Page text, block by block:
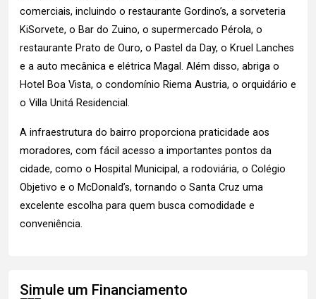
comerciais, incluindo o restaurante Gordino’s, a sorveteria
KiSorvete, o Bar do Zuino, o supermercado Pérola, o
restaurante Prato de Ouro, o Pastel da Day, o Kruel Lanches
e a auto mecânica e elétrica Magal. Além disso, abriga o
Hotel Boa Vista, o condomínio Riema Austria, o orquidário e
o Villa Unitá Residencial.
A infraestrutura do bairro proporciona praticidade aos
moradores, com fácil acesso a importantes pontos da
cidade, como o Hospital Municipal, a rodoviária, o Colégio
Objetivo e o McDonald’s, tornando o Santa Cruz uma
excelente escolha para quem busca comodidade e
conveniência.
Simule um Financiamento